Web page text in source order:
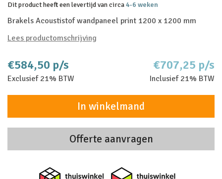
Dit product heeft een levertijd van circa4-6 weken
Brakels Acoustistof wandpaneel print 1200 x 1200 mm
Lees productomschrijving
€584,50 p/s
Exclusief 21% BTW
€707,25 p/s
Inclusief 21% BTW
In winkelmand
Offerte aanvragen
Thuiswinkel zakelijk